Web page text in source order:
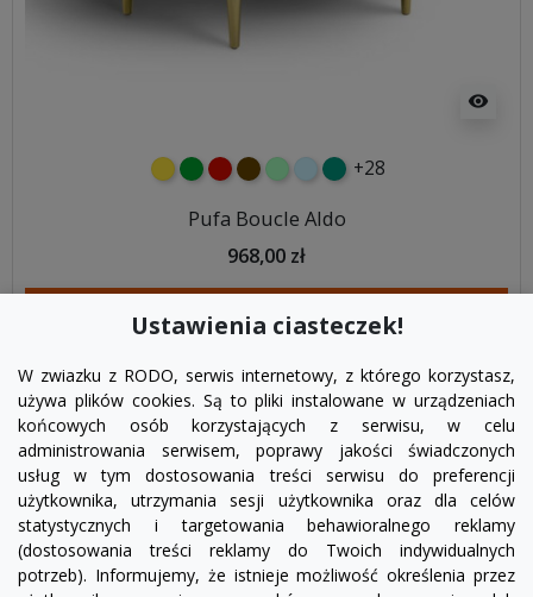
visibility
żółtyzielonyczerwony
czekoladowy
miętowybłękitny
turkusowy
+28
Pufa Boucle Aldo
968,00 zł
FacebookYouTubePinterest
Ustawienia ciasteczek!
W zwiazku z RODO, serwis internetowy, z którego korzystasz,
używa plików cookies. Są to pliki instalowane w urządzeniach
końcowych osób korzystających z serwisu, w celu
administrowania serwisem, poprawy jakości świadczonych
usług w tym dostosowania treści serwisu do preferencji
użytkownika, utrzymania sesji użytkownika oraz dla celów
statystycznych i targetowania behawioralnego reklamy
(dostosowania treści reklamy do Twoich indywidualnych
potrzeb). Informujemy, że istnieje możliwość określenia przez